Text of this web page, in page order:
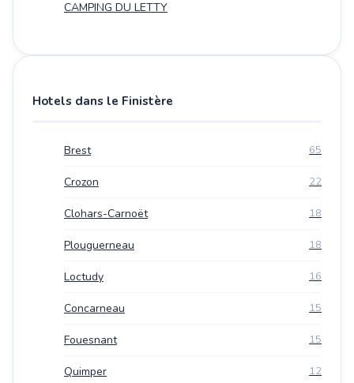
CAMPING DU LETTY
Hotels dans le Finistère
Brest 65
Crozon 22
Clohars-Carnoët 18
Plouguerneau 18
Loctudy 16
Concarneau 15
Fouesnant 15
Quimper 12